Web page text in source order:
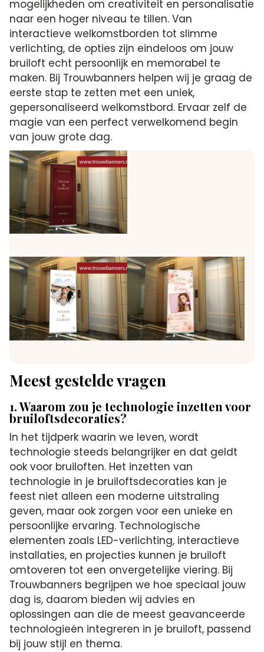
mogelijkheden om creativiteit en personalisatie
naar een hoger niveau te tillen. Van
interactieve welkomstborden tot slimme
verlichting, de opties zijn eindeloos om jouw
bruiloft echt persoonlijk en memorabel te
maken. Bij Trouwbanners helpen wij je graag de
eerste stap te zetten met een uniek,
gepersonaliseerd welkomstbord. Ervaar zelf de
magie van een perfect verwelkomend begin
van jouw grote dag.
Meest gestelde vragen
1. Waarom zou je technologie inzetten voor
bruiloftsdecoraties?
In het tijdperk waarin we leven, wordt
technologie steeds belangrijker en dat geldt
ook voor bruiloften. Het inzetten van
technologie in je bruiloftsdecoraties kan je
feest niet alleen een moderne uitstraling
geven, maar ook zorgen voor een unieke en
persoonlijke ervaring. Technologische
elementen zoals LED-verlichting, interactieve
installaties, en projecties kunnen je bruiloft
omtoveren tot een onvergetelijke viering. Bij
Trouwbanners begrijpen we hoe speciaal jouw
dag is, daarom bieden wij advies en
oplossingen aan die de meest geavanceerde
technologieën integreren in je bruiloft, passend
bij jouw stijl en thema.